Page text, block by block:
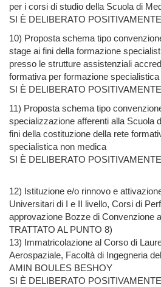
per i corsi di studio della Scuola di
SI È DELIBERATO POSITIVAMENTE
10) Proposta schema tipo
stage ai fini della formazione
presso le strutture assistenziali
formativa per formazione
SI È DELIBERATO POSITIVAMENTE
11) Proposta schema tipo
specializzazione afferenti alla Scuola
fini della costituzione della rete
specialistica non medica
SI È DELIBERATO POSITIVAMENTE
12) Istituzione e/o rinnovo e
Universitari di I e II livello, Corsi di
approvazione Bozze di Convenzione
TRATTATO AL PUNTO 8)
13) Immatricolazione al Corso di
Aerospaziale, Facoltà di Ingegneria
AMIN BOULES BESHOY
SI È DELIBERATO POSITIVAMENTE